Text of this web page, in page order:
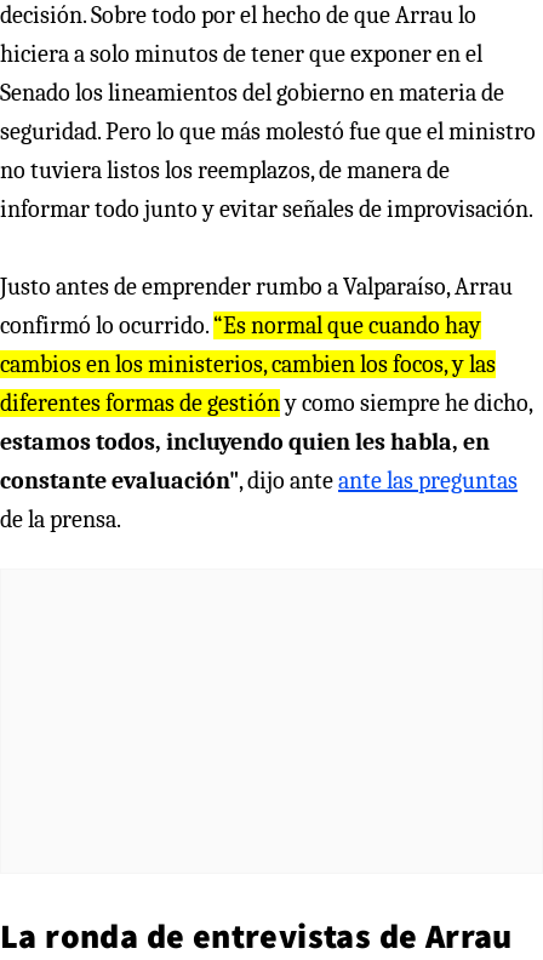
decisión. Sobre todo por el hecho de que Arrau lo
hiciera a solo minutos de tener que exponer en el
Senado los lineamientos del gobierno en materia de
seguridad. Pero lo que más molestó fue que el ministro
no tuviera listos los reemplazos, de manera de
informar todo junto y evitar señales de improvisación.
Justo antes de emprender rumbo a Valparaíso, Arrau
confirmó lo ocurrido. “Es normal que cuando hay
cambios en los ministerios, cambien los focos, y las
diferentes formas de gestióny como siempre he dicho,
estamos todos, incluyendo quien les habla, en
constante evaluación", dijo anteante las preguntas
de la prensa.
La ronda de entrevistas de Arrau